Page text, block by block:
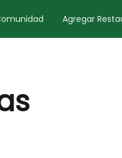
Agregar